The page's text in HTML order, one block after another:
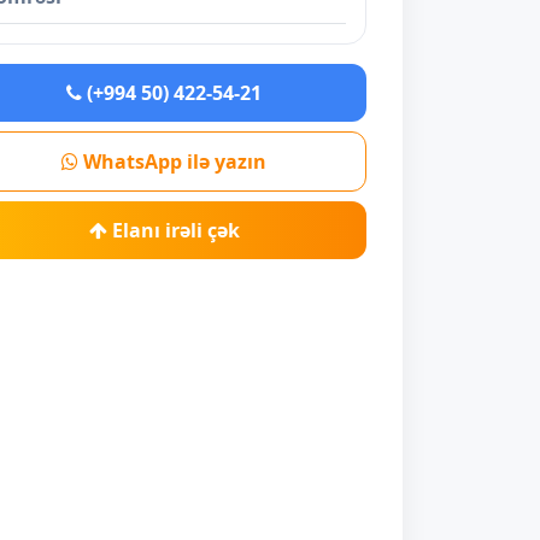
(+994 50) 422-54-21
WhatsApp ilə yazın
Elanı irəli çək